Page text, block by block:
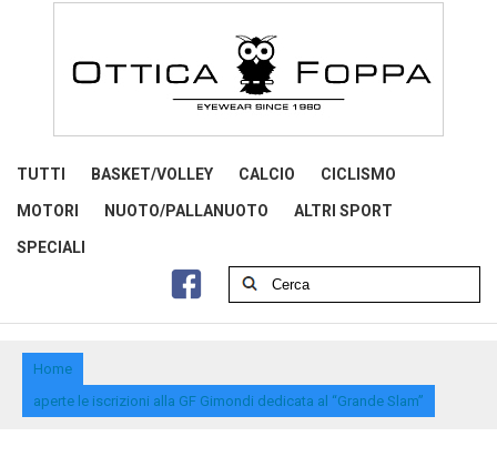
TUTTI BASKET/VOLLEY CALCIO CICLISMO
MOTORI NUOTO/PALLANUOTO ALTRI SPORT
SPECIALI
Home
aperte le iscrizioni alla GF Gimondi dedicata al “Grande Slam”